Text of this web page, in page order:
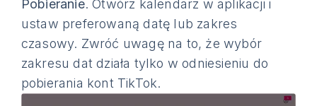
Pobieranie. Otwórz kalendarz w aplikacji i
ustaw preferowaną datę lub zakres
czasowy. Zwróć uwagę na to, że wybór
zakresu dat działa tylko w odniesieniu do
pobierania kont TikTok.